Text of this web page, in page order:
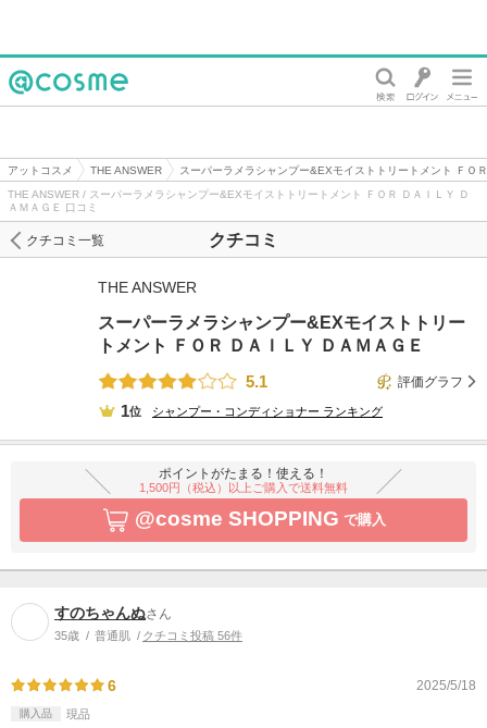
アットコスメ THE ANSWER
スーパーラメラシャンプー&EXモイストトリートメント ＦＯ
THE ANSWER / スーパーラメラシャンプー&EXモイストトリートメント ＦＯＲ ＤＡＩＬＹ Ｄ
ＡＭＡＧＥ 口コミ
クチコミ
クチコミ一覧
THE ANSWER
スーパーラメラシャンプー&EXモイストトリー
トメント ＦＯＲ ＤＡＩＬＹ ＤＡＭＡＧＥ
5.1
評価グラフ
1位 シャンプー・コンディショナー ランキング
ポイントがたまる！使える！
1,500円（税込）以上ご購入で送料無料
@cosme SHOPPING で購入
すのちゃんぬさん
35歳 普通肌 クチコミ投稿 56件
6 2025/5/18
購入品 現品